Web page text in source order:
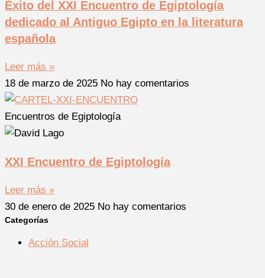
Éxito del XXI Encuentro de Egiptología
dedicado al Antiguo Egipto en la literatura
española
Leer más »
18 de marzo de 2025 No hay comentarios
Encuentros de Egiptología
XXI Encuentro de Egiptología
Leer más »
30 de enero de 2025 No hay comentarios
Categorías
Acción Social